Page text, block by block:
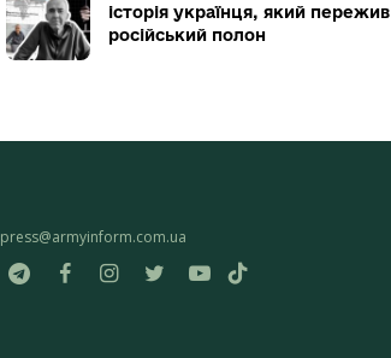
історія українця, який пережив
російський полон
press@armyinform.com.ua